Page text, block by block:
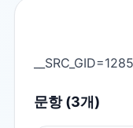
문항 (3개)